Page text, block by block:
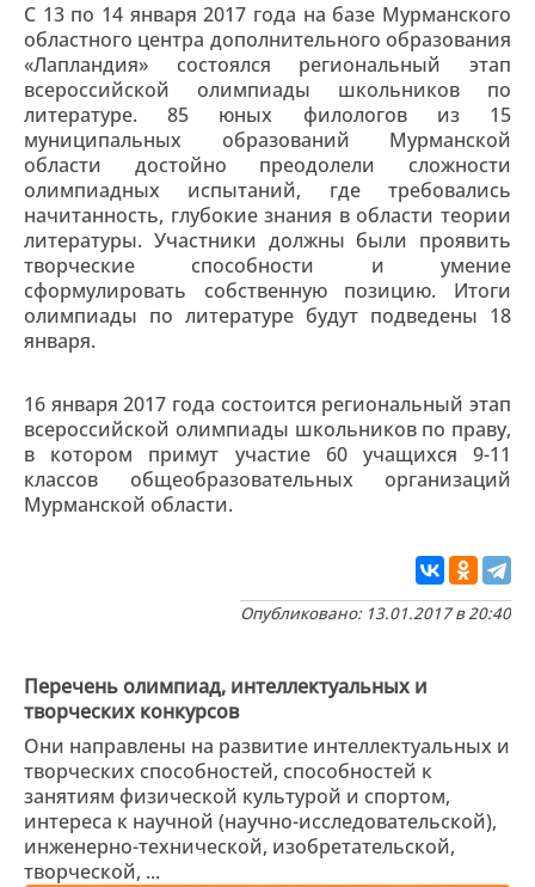
С 13 по 14 января 2017 года на базе Мурманского
областного центра дополнительного образования
«Лапландия» состоялся региональный этап
всероссийской олимпиады школьников по
литературе. 85 юных филологов из 15
муниципальных образований Мурманской
области достойно преодолели сложности
олимпиадных испытаний, где требовались
начитанность, глубокие знания в области теории
литературы. Участники должны были проявить
творческие способности и умение
сформулировать собственную позицию. Итоги
олимпиады по литературе будут подведены 18
января.
16 января 2017 года состоится региональный этап
всероссийской олимпиады школьников по праву,
в котором примут участие 60 учащихся 9-11
классов общеобразовательных организаций
Мурманской области.
Опубликовано: 13.01.2017 в 20:40
Перечень олимпиад, интеллектуальных и
творческих конкурсов
Они направлены на развитие интеллектуальных и
творческих способностей, способностей к
занятиям физической культурой и спортом,
интереса к научной (научно-исследовательской),
инженерно-технической, изобретательской,
творческой, ...